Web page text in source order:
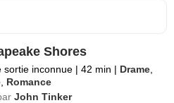
Shores
sortie inconnue | 42 min | Drame
Romance
John Tinker